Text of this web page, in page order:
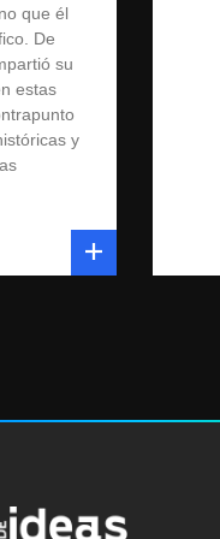
que él
De
su
estas
y